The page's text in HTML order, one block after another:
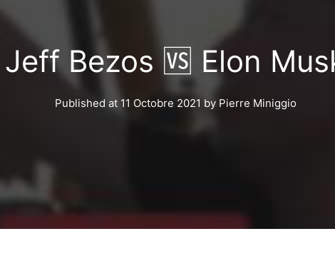
Jeff Bezos 🆚 Elon
Published at 11 Octobre 2021 by Pierre Miniggio